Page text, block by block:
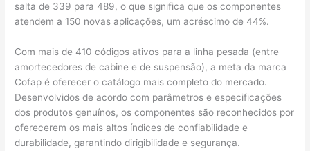
salta de 339 para 489, o que significa que os componentes
atendem a 150 novas aplicações, um acréscimo de 44%.
Com mais de 410 códigos ativos para a linha pesada (entre
amortecedores de cabine e de suspensão), a meta da marca
Cofap é oferecer o catálogo mais completo do mercado.
Desenvolvidos de acordo com parâmetros e especificações
dos produtos genuínos, os componentes são reconhecidos por
oferecerem os mais altos índices de confiabilidade e
durabilidade, garantindo dirigibilidade e segurança.